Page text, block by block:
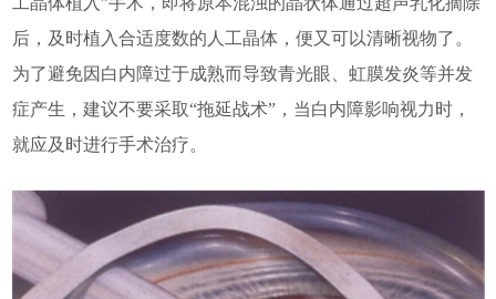
后，及时植入合适度数的人工晶体，便又可以清晰视物了。
为了避免因白内障过于成熟而导致青光眼、虹膜发炎等并发
症产生，建议不要采取“拖延战术”，当白内障影响视力时，
就应及时进行手术治疗。